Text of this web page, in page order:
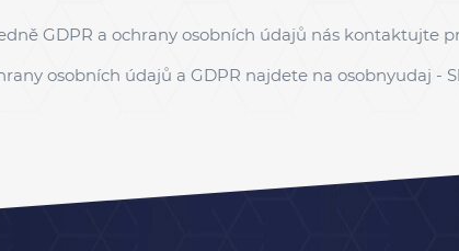
GDPR a ochrany osobních údajů nás kontaktujte
osobních údajů a GDPR najdete na osobnyudaj -